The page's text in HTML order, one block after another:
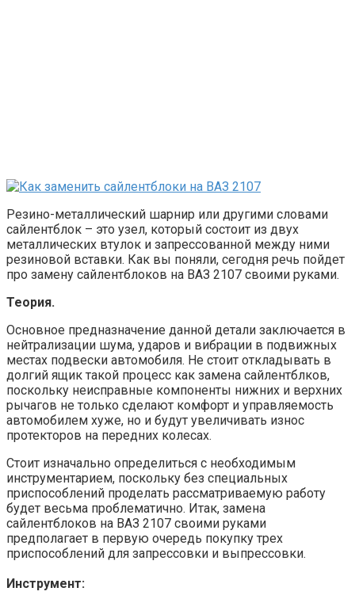
Резино-металлический шарнир или другими словами
сайлентблок – это узел, который состоит из двух
металлических втулок и запрессованной между ними
резиновой вставки. Как вы поняли, сегодня речь пойдет
про замену сайлентблоков на ВАЗ 2107 своими руками.
Теория.
Основное предназначение данной детали заключается в
нейтрализации шума, ударов и вибрации в подвижных
местах подвески автомобиля. Не стоит откладывать в
долгий ящик такой процесс как замена сайлентблков,
поскольку неисправные компоненты нижних и верхних
рычагов не только сделают комфорт и управляемость
автомобилем хуже, но и будут увеличивать износ
протекторов на передних колесах.
Стоит изначально определиться с необходимым
инструментарием, поскольку без специальных
приспособлений проделать рассматриваемую работу
будет весьма проблематично. Итак, замена
сайлентблоков на ВАЗ 2107 своими руками
предполагает в первую очередь покупку трех
приспособлений для запрессовки и выпрессовки.
Инструмент: